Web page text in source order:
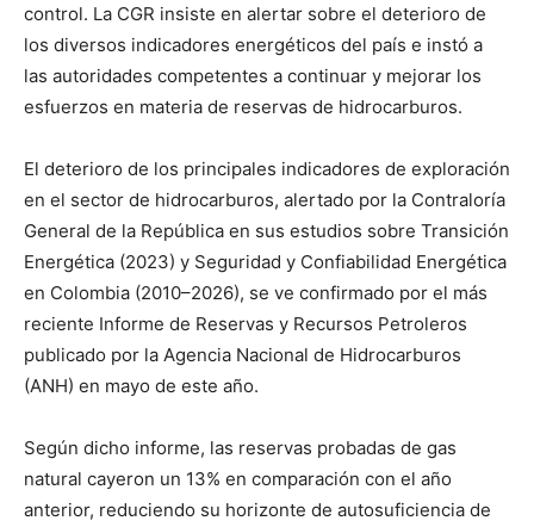
control. La CGR insiste en alertar sobre el deterioro de
los diversos indicadores energéticos del país e instó a
las autoridades competentes a continuar y mejorar los
esfuerzos en materia de reservas de hidrocarburos.
El deterioro de los principales indicadores de exploración
en el sector de hidrocarburos, alertado por la Contraloría
General de la República en sus estudios sobre Transición
Energética (2023) y Seguridad y Confiabilidad Energética
en Colombia (2010–2026), se ve confirmado por el más
reciente Informe de Reservas y Recursos Petroleros
publicado por la Agencia Nacional de Hidrocarburos
(ANH) en mayo de este año.
Según dicho informe, las reservas probadas de gas
natural cayeron un 13% en comparación con el año
anterior, reduciendo su horizonte de autosuficiencia de